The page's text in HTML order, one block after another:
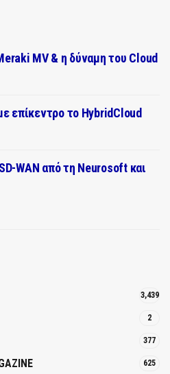
MV & η δύναμη του Cloud
επίκεντρο το HybridCloud
WAN από τη Neurosoft και
3,439
2
377
625